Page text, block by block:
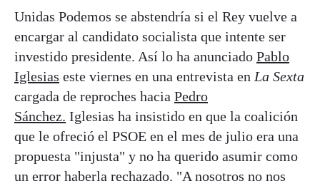
Unidas Podemos se abstendría si el Rey vuelve a
encargar al candidato socialista que intente ser
investido presidente. Así lo ha anunciado Pablo
Iglesias este viernes en una entrevista en La Sexta
cargada de reproches hacia Pedro
Sánchez. Iglesias ha insistido en que la coalición
que le ofreció el PSOE en el mes de julio era una
propuesta "injusta" y no ha querido asumir como
un error haberla rechazado. "A nosotros no nos